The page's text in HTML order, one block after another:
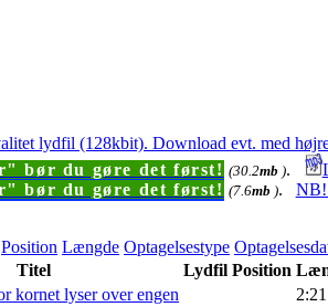
lydfil (128kbit). Download evt. med
bør du gøre det først! (30.2mb ).
bør du gøre det først! (7.6mb ). NB!
Position Længde Optagelsestype
Titel Lydfil Position
kornet lyser over engen 2:21